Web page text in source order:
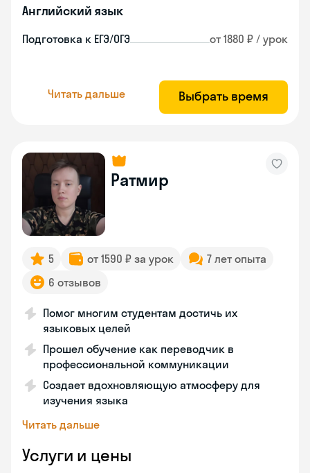
Английский язык
Подготовка к ЕГЭ/ОГЭ от 1880 ₽ / урок
Читать дальше Выбрать время
Ратмир
5 от 1590 ₽ за урок
7 лет опыта
6 отзывов
Помог многим студентам достичь их
языковых целей
Прошел обучение как переводчик в
профессиональной коммуникации
Создает вдохновляющую атмосферу для
изучения языка
Читать дальше
Услуги и цены